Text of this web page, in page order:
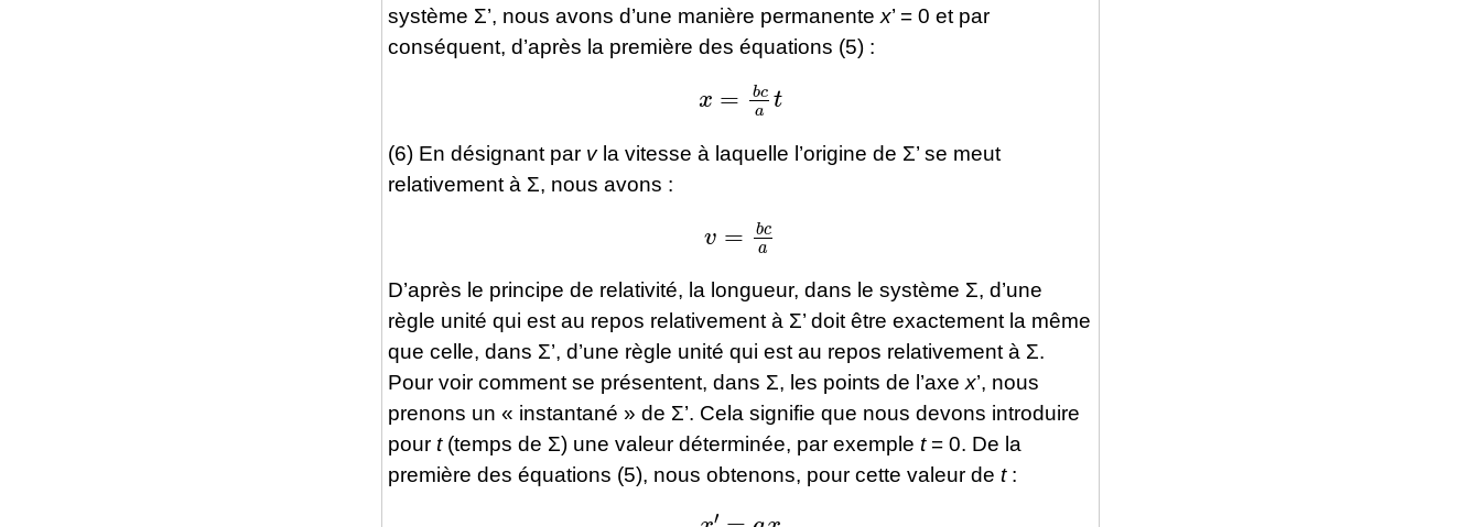
système Σ’, nous avons d’une manière permanente x’ = 0 et par
conséquent, d’après la première des équations (5) :
ca
(6) En désignant par vla vitesse à laquelle l’origine de Σ’ se meut
relativement à Σ, nous avons :
ca
D’après le principe de relativité, la longueur, dans le système Σ, d’une
règle unité qui est au repos relativement à Σ’ doit être exactement la même
que celle, dans Σ’, d’une règle unité qui est au repos relativement à Σ.
Pour voir comment se présentent, dans Σ, les points de l’axex’, nous
prenons un « instantané » de Σ’. Cela signifie que nous devons introduire
pour t(temps de Σ) une valeur déterminée, par exemple t= 0. De la
première des équations (5), nous obtenons, pour cette valeur de t:
′=